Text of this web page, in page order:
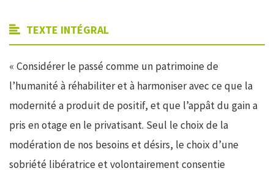
TEXTE INTÉGRAL
« Considérer le passé comme un patrimoine de
l’humanité à réhabiliter et à harmoniser avec ce que la
modernité a produit de positif, et que l’appât du gain a
pris en otage en le privatisant. Seul le choix de la
modération de nos besoins et désirs, le choix d’une
sobriété libératrice et volontairement consentie